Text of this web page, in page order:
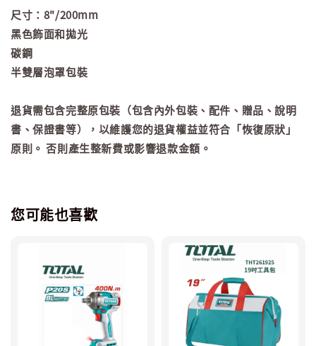
尺寸：8"/200mm
黑色飾面和拋光
碳鋼
半雙層泡罩包裝
退貨需包含完整原包裝（包含內外包裝、配件、贈品、說明
書、保證書等），以維護您的退貨權益並符合「恢復原狀」
原則。 否則產生整新費或影響退款金額。
您可能也喜歡